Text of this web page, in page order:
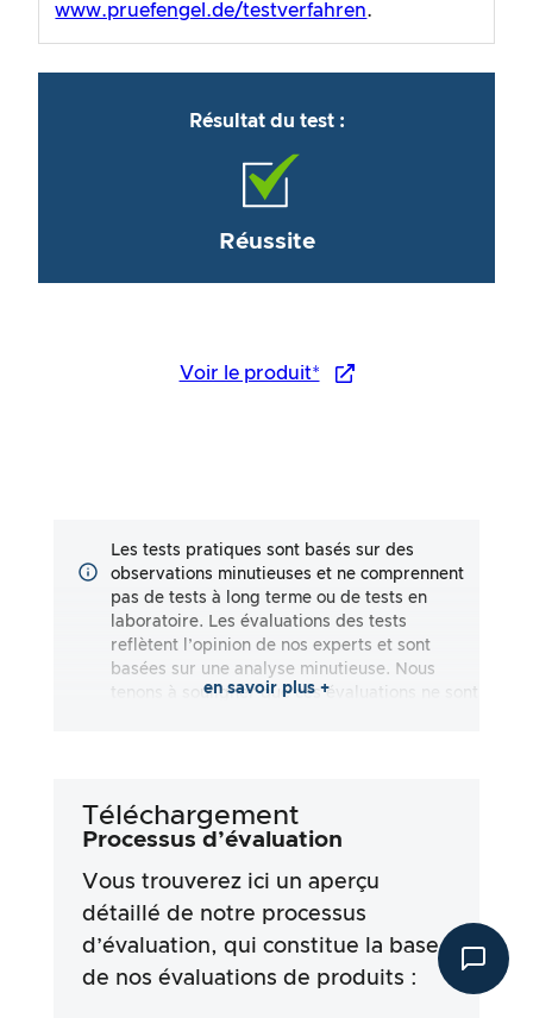
www.pruefengel.de/testverfahren.
Résultat du test :
Réussite
Voir le produit*
Les tests pratiques sont basés sur des
observations minutieuses et ne comprennent
pas de tests à long terme ou de tests en
laboratoire. Les évaluations des tests
reflètent l’opinion de nos experts et sont
basées sur une analyse minutieuse. Nous
tenons à souligner que ces évaluations ne sont
responsabilité ne soit assumée quant à
l’exactitude ou à l’exhaustivité des résultats
tests ne sont pas basés sur des prescriptions
légales, des effets médicaux ou des
ingrédients spécifiques des produits. Nous
nous appuyons sur les déclarations
publicitaires et les informations fournies par
en savoir plus +
Téléchargement
Processus d’évaluation
Vous trouverez ici un aperçu
détaillé de notre processus
d’évaluation, qui constitue la base
de nos évaluations de produits :